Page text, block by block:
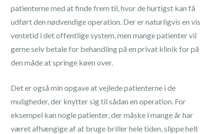
patienterne med at finde frem til, hvor de hurtigst kan få
udført den nødvendige operation. Der er naturligvis en vis
ventetid i det offentlige system, men mange patienter vil
gerne selv betale for behandling på en privat klinik for på
den måde at springe køen over.
Det er også min opgave at vejlede patienterne i de
muligheder, der knytter sig til sådan en operation. For
eksempel kan nogle patienter, der måske i mange år har
været afhængige af at bruge briller hele tiden, slippe helt